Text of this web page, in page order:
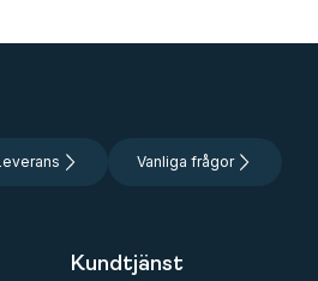
Kundtjänst
Vanliga frågor